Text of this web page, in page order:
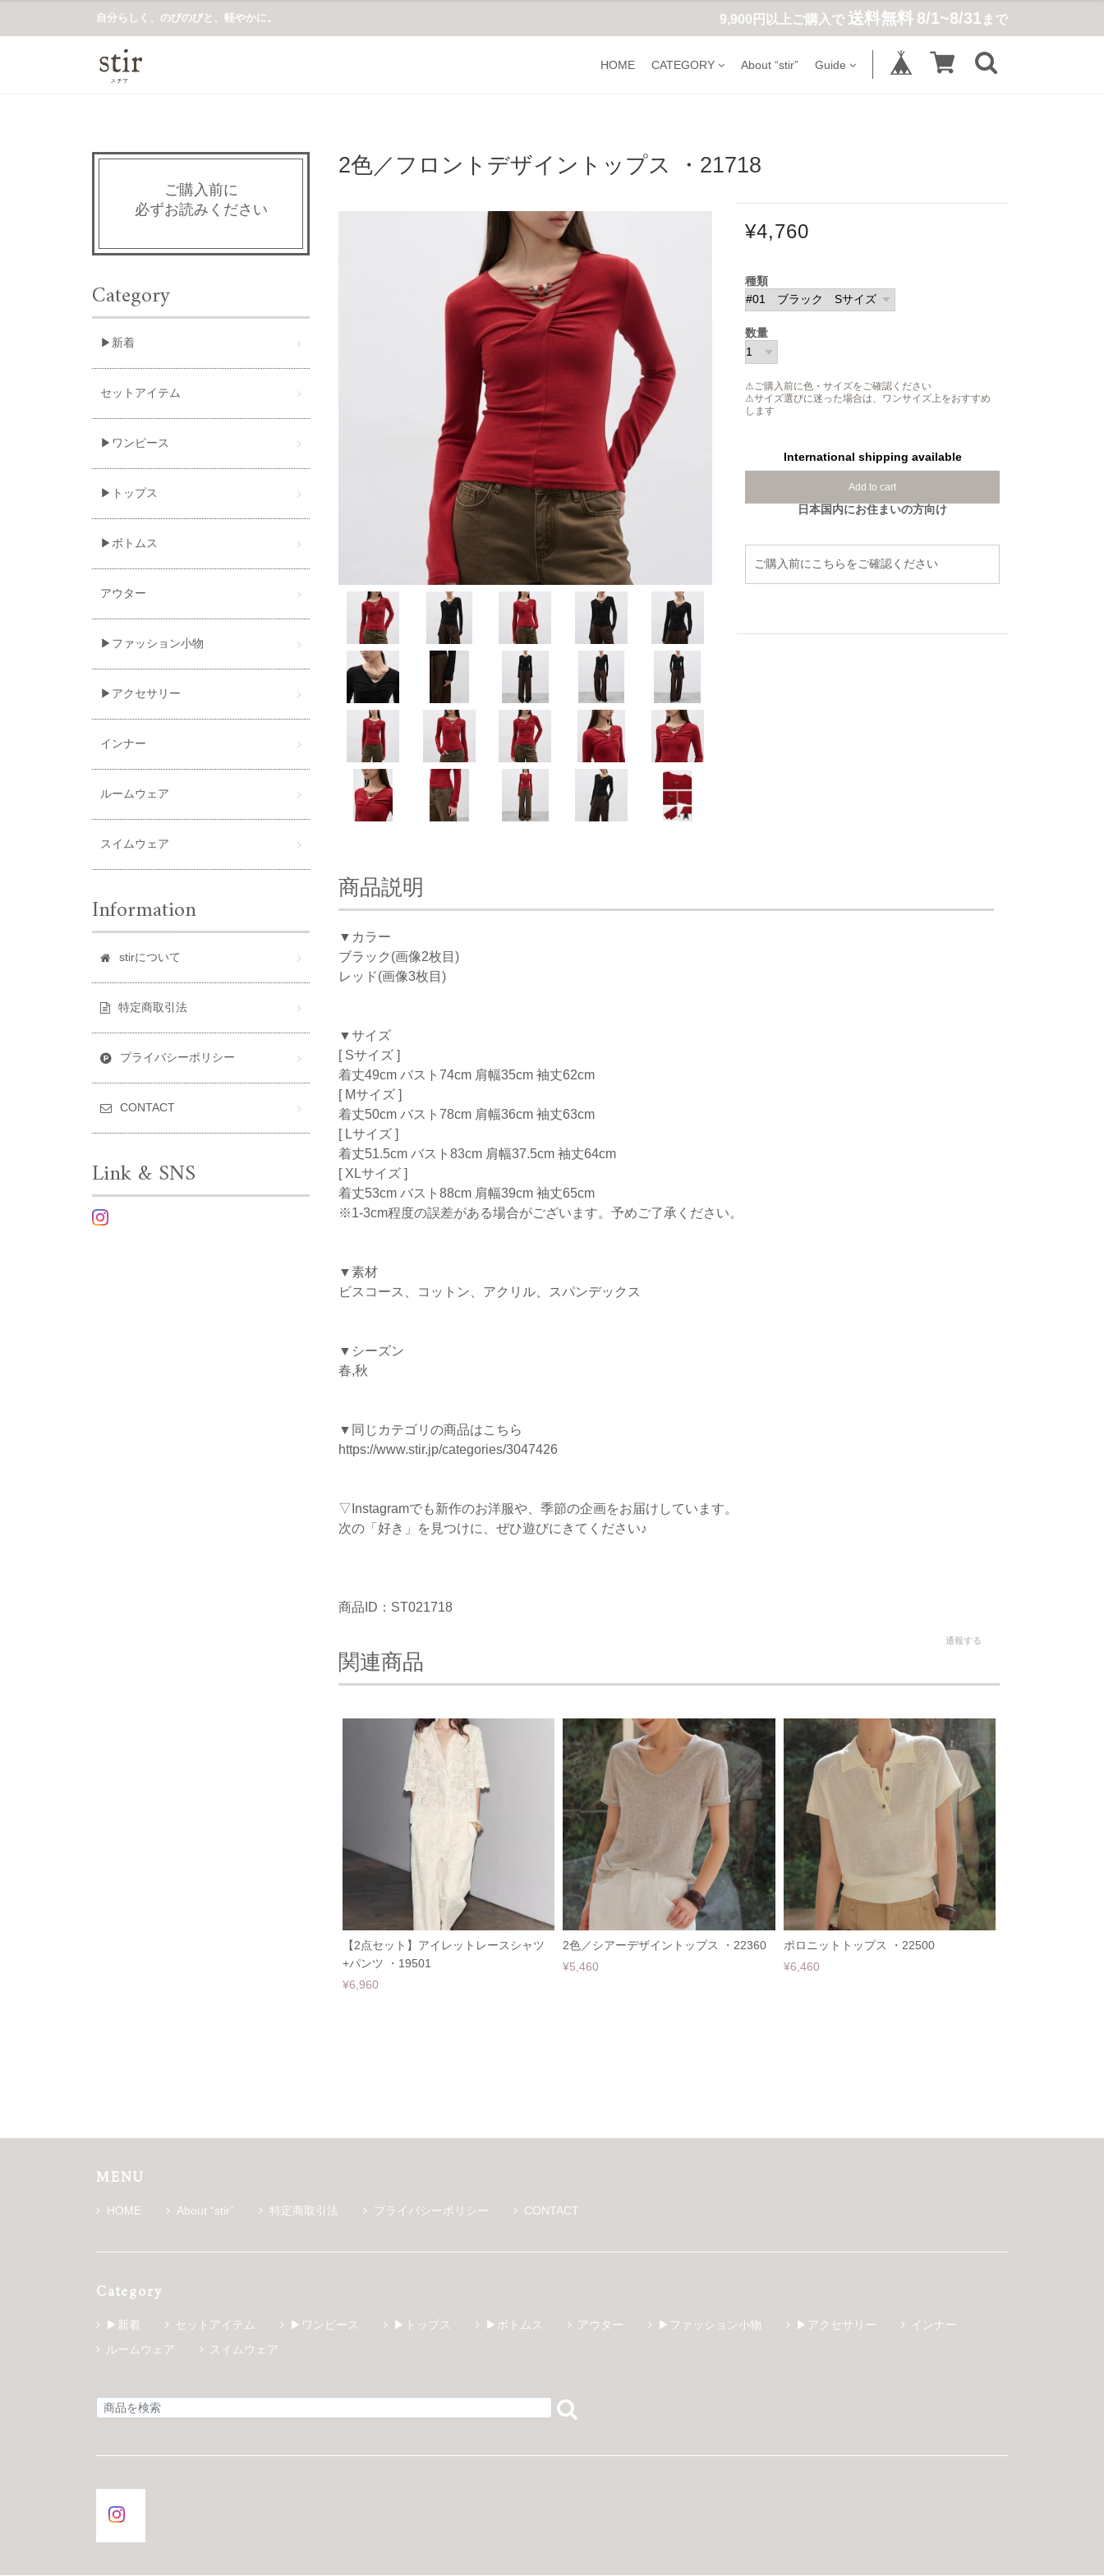
自分らしく、のびのびと、軽やかに。 9,900円以上ご購入で 送料無料 8/1~8/31 まで
HOME CATEGORY About “stir” Guide
2色／フロントデザイントップス ・21718
¥4,760
種類
数量
⚠ご購入前に色・サイズをご確認ください
⚠サイズ選びに迷った場合は、ワンサイズ上をおすすめ
します
International shipping available
Add to cart
日本国内にお住まいの方向け
ご購入前にこちらをご確認ください
商品説明
▼カラー
ブラック(画像2枚目)
レッド(画像3枚目)
▼サイズ
[ Sサイズ ]
着丈49cm バスト74cm 肩幅35cm 袖丈62cm
[ Mサイズ ]
着丈50cm バスト78cm 肩幅36cm 袖丈63cm
[ Lサイズ ]
着丈51.5cm バスト83cm 肩幅37.5cm 袖丈64cm
[ XLサイズ ]
着丈53cm バスト88cm 肩幅39cm 袖丈65cm
※1-3cm程度の誤差がある場合がございます。予めご了承ください。
▼素材
ビスコース、コットン、アクリル、スパンデックス
▼シーズン
春,秋
▼同じカテゴリの商品はこちら
https://www.stir.jp/categories/3047426
▽Instagramでも新作のお洋服や、季節の企画をお届けしています。
次の「好き」を見つけに、ぜひ遊びにきてください♪
商品ID：ST021718
通報する
関連商品
【2点セット】アイレットレースシャツ
+パンツ ・19501
¥6,960
2色／シアーデザイントップス ・22360
¥5,460
ポロニットトップス ・22500
¥6,460
ご購入前に
必ずお読みください
Category
▶新着
セットアイテム
▶ワンピース
▶トップス
▶ボトムス
アウター
▶ファッション小物
▶アクセサリー
インナー
ルームウェア
スイムウェア
Information
stirについて
特定商取引法
プライバシーポリシー
CONTACT
Link & SNS
MENU
HOME About “stir” 特定商取引法 プライバシーポリシー CONTACT
Category
▶新着 セットアイテム ▶ワンピース ▶トップス ▶ボトムス アウター ▶ファッション小物 ▶アクセサリー
インナー
ルームウェア
スイムウェア